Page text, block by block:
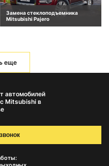
Замена стеклоподъемника
Mitsubishi Pajero
еще
автомобилей
Mitsubishi в